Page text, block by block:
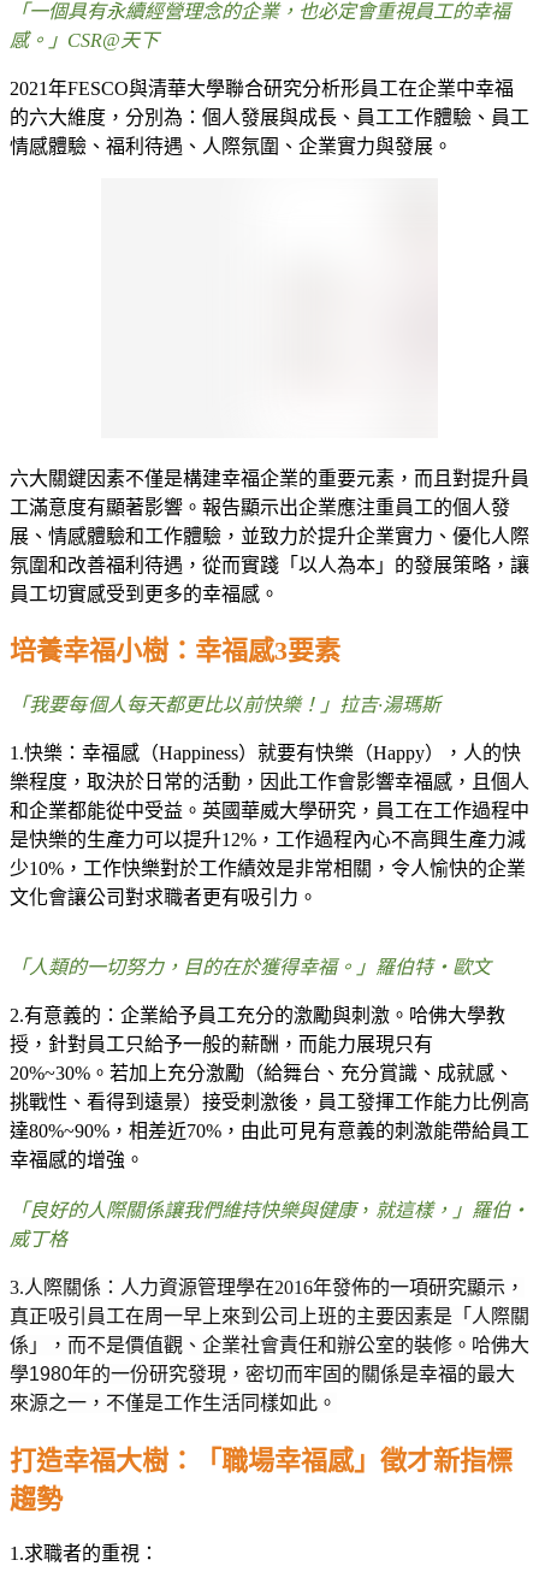
「一個具有永續經營理念的企業，也必定會重視員工的幸福
感。」 CSR@天下
2021年FESCO與清華大學聯合研究分析形員工在企業中幸福
的六大維度，分別為：個人發展與成長、員工工作體驗、員工
情感體驗、福利待遇、人際氛圍、企業實力與發展。
六大關鍵因素不僅是構建幸福企業的重要元素，而且對提升員
工滿意度有顯著影響。報告顯示出企業應注重員工的個人發
展、情感體驗和工作體驗，並致力於提升企業實力、優化人際
氛圍和改善福利待遇，從而實踐「以人為本」的發展策略，讓
員工切實感受到更多的幸福感。
培養幸福小樹：幸福感3要素
「我要每個人每天都更比以前快樂！」 拉吉·湯瑪斯
1.快樂：幸福感（Happiness）就要有快樂（Happy），人的快
樂程度，取決於日常的活動，因此工作會影響幸福感，且個人
和企業都能從中受益。英國華威大學研究，員工在工作過程中
是快樂的生產力可以提升12% ，工作過程內心不高興生產力減
少10% ，工作快樂對於工作績效是非常相關，令人愉快的企業
文化會讓公司對求職者更有吸引力。
「人類的一切努力，目的在於獲得幸福。」羅伯特‧ 歐文
2.有意義的：企業給予員工充分的激勵與刺激。哈佛大學教
授，針對員工只給予一般的薪酬，而能力展現只有
20%~30% 。若加上充分激勵（給舞台、充分賞識、成就感、
挑戰性、看得到遠景）接受刺激後，員工發揮工作能力比例高
達80%~90% ，相差近70% ，由此可見有意義的刺激能帶給員工
幸福感的增強。
「良好的人際關係讓我們維持快樂與健康， 就這樣，」羅伯‧
威丁格
3.人際關係：人力資源管理學在2016年發佈的一項研究顯示，
真正吸引員工在周一早上來到公司上班的主要因素是「人際關
係」，而不是價值觀、企業社會責任和辦公室的裝修。 哈佛大
學1980年的一份研究發現，密切而牢固的關係是幸福的最大
來源之一，不僅是工作生活同樣如此。
打造幸福大樹：「職場幸福感」徵才新指標
趨勢
1.求職者的重視：